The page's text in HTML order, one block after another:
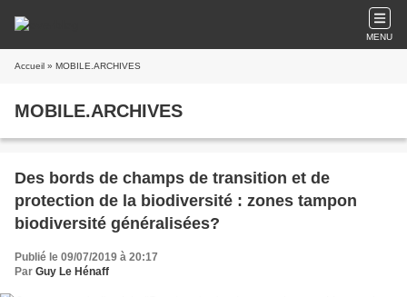
MENU
Accueil » MOBILE.ARCHIVES
MOBILE.ARCHIVES
Des bords de champs de transition et de
protection de la biodiversité : zones tampon
biodiversité généralisées?
Publié le 09/07/2019 à 20:17
Par Guy Le Hénaff